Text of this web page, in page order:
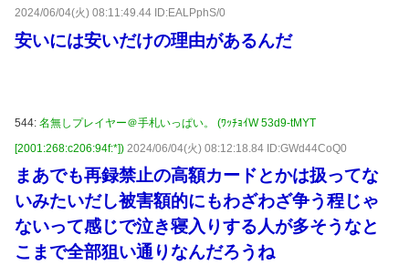
2024/06/04(火) 08:11:49.44 ID:EALPphS/0
安いには安いだけの理由があるんだ
544: 名無しプレイヤー＠手札いっぱい。 (ﾜｯﾁｮｲW 53d9-tMYT
[2001:268:c206:94f:*]) 2024/06/04(火) 08:12:18.84 ID:GWd44CoQ0
まあでも再録禁止の高額カードとかは扱ってな
いみたいだし被害額的にもわざわざ争う程じゃ
ないって感じで泣き寝入りする人が多そうなと
こまで全部狙い通りなんだろうね